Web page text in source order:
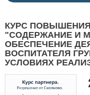
КУРС
"СОДЕРЖАНИЕ И
ОБЕСПЕЧЕНИЕ
ВОСПИТАТЕЛЯ
УСЛОВИЯХ